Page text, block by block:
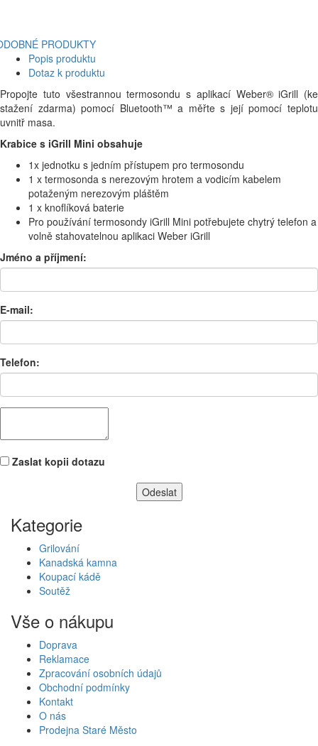
PRODUKTY
Popis produktu
Dotaz k produktu
Propojte tuto všestrannou termosondu s aplikací Weber® iGrill (ke
stažení zdarma) pomocí Bluetooth™ a měřte s její pomocí teplotu
uvnitř masa.
Krabice s iGrill Mini obsahuje
1x jednotku s jedním přístupem pro termosondu
1 x termosonda s nerezovým hrotem a vodicím kabelem
potaženým nerezovým pláštěm
1 x knoflíková baterie
Pro používání termosondy iGrill Mini potřebujete chytrý telefon a
volně stahovatelnou aplikaci Weber iGrill
Jméno a příjmení:
E-mail:
Telefon:
Zaslat kopii dotazu
Kategorie
Grilování
Kanadská kamna
Koupací kádě
Soutěž
Vše o nákupu
Doprava
Reklamace
Zpracování osobních údajů
Obchodní podmínky
Kontakt
O nás
Prodejna Staré Město